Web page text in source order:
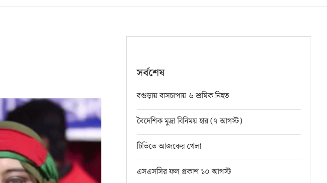
সর্বশেষ
বগুড়ায় বাসচাপায় ৬ শ্রমিক নিহত
বৈদেশিক মুদ্রা বিনিময় হার (৭ আগস্ট)
টিভিতে আজকের খেলা
এসএসসির ফল প্রকাশ ১০ আগস্ট